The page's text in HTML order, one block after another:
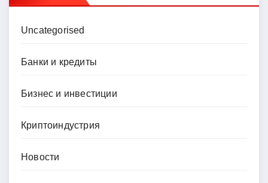
Uncategorised
Банки и кредиты
Бизнес и инвестиции
Криптоиндустрия
Новости